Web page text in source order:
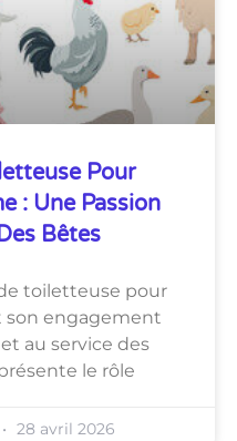
Pour
: Une Passion
Bêtes
toiletteuse pour
son engagement
au service des
le rôle
28 avril 2026